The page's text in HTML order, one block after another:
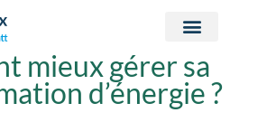
mieux gérer sa
d’énergie ?